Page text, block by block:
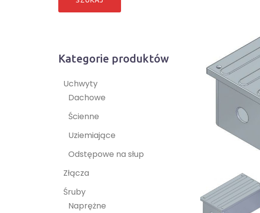
Kategorie produktów
Uchwyty
Dachowe
Ścienne
Uziemiające
Odstępowe na słup
Złącza
Śruby
Naprężne